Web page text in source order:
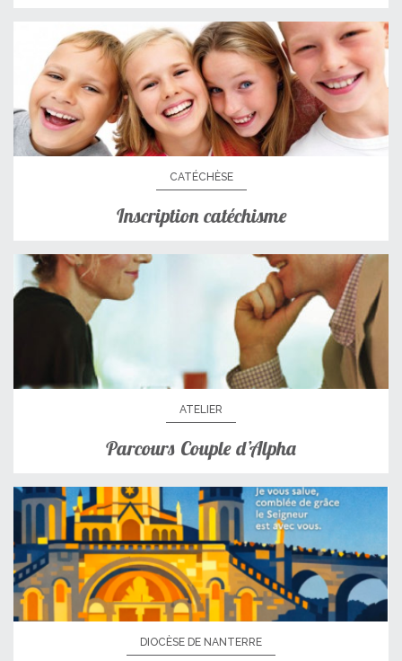
CATÉCHÈSE
Inscription catéchisme
ATELIER
Parcours Couple d’Alpha
DIOCÈSE DE NANTERRE